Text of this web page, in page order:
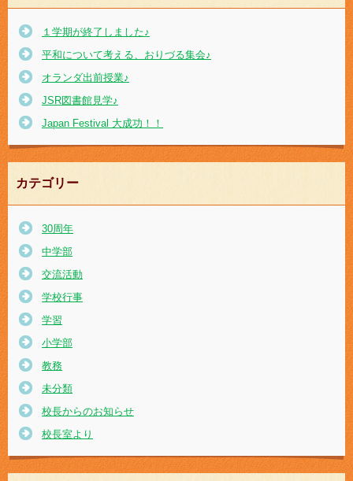
１学期が終了しました♪
平和について考える、おりづる集会♪
オランダ出前授業♪
JSR図書館見学♪
Japan Festival 大成功！！
カテゴリー
30周年
中学部
交流活動
学校行事
学習
小学部
教務
未分類
校長からのお知らせ
校長室より